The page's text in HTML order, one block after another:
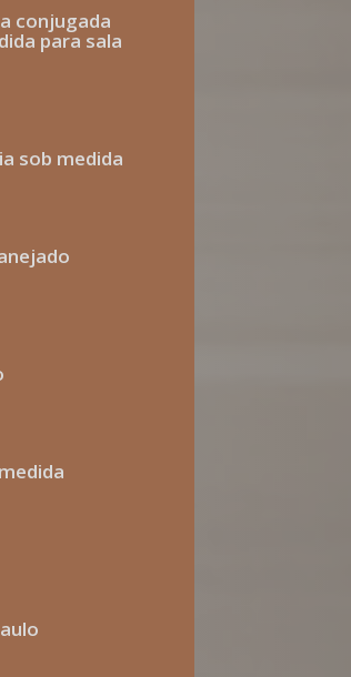
conjugada
para sala
sob medida